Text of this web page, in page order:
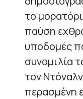
το
παύση
υποδομές
συνομιλία
τον
περασμένη